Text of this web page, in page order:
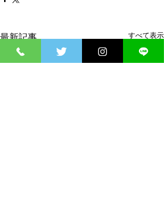
最新記事 すべて表示